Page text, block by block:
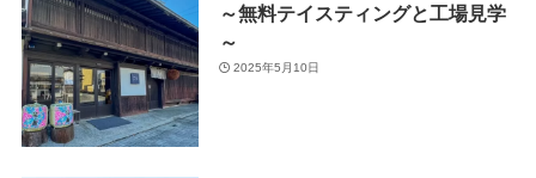
～無料テイスティングと工場見学
～
2025年5月10日